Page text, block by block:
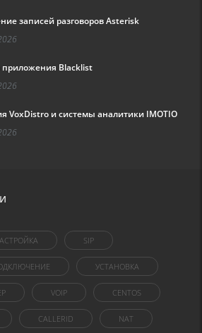
записей разговоров Asterisk
приложения Blacklist
VoxDistro и системы аналитики IMOTIO
SIP
УСТАНОВКА
VOIP CENTOS
CALLERID NAT